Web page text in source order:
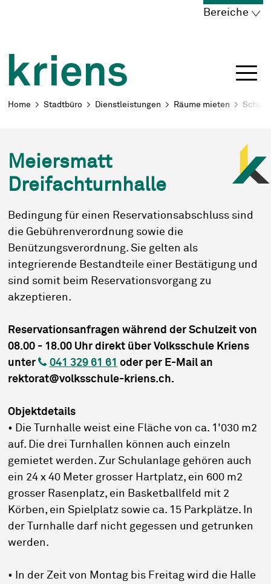
Navigieren in Kriens
Bereiche
Breadcrumb
Home Stadtbüro Dienstleistungen Räume mieten
Meiersmatt
Dreifachturnhalle
Bedingung für einen Reservationsabschluss sind
die Gebührenverordnung sowie die
Benützungsverordnung. Sie gelten als
integrierende Bestandteile einer Bestätigung und
sind somit beim Reservationsvorgang zu
akzeptieren.
Reservationsanfragen während der Schulzeit von
08.00 - 18.00 Uhr direkt über Volksschule Kriens
unter
041 329 61 61 oder per E-Mail an
rektorat@volksschule-kriens.ch.
Objektdetails
• Die Turnhalle weist eine Fläche von ca. 1'030 m2
auf. Die drei Turnhallen können auch einzeln
gemietet werden. Zur Schulanlage gehören auch
ein 24 x 40 Meter grosser Hartplatz, ein 600 m2
grosser Rasenplatz, ein Basketballfeld mit 2
Körben, ein Spielplatz sowie ca. 15 Parkplätze. In
der Turnhalle darf nicht gegessen und getrunken
werden.
• In der Zeit von Montag bis Freitag wird die Halle